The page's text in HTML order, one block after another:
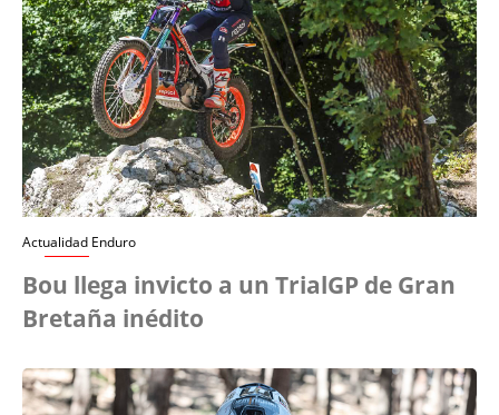
Actualidad Enduro
Bou llega invicto a un TrialGP de Gran
Bretaña inédito